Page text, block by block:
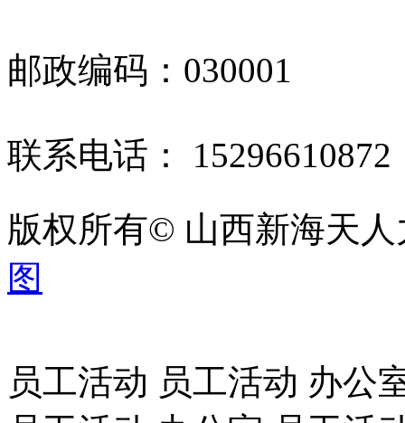
邮政编码：030001
联系电话：
版权所有© 山西新海天
图
员工活动 员工活动 办公